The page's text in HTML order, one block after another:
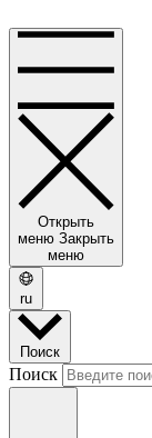
Открыть
меню Закрыть
меню
ru
Поиск
Поиск